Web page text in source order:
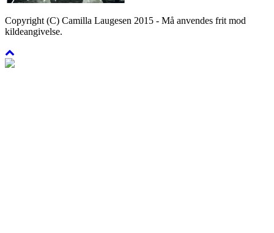
Copyright (C) Camilla Laugesen 2015 - Må anvendes frit mod
kildeangivelse.